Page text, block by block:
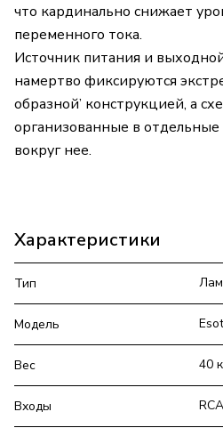
что кардинально снижает
переменного тока.
Источник питания и
намертво фиксируются
образной’ конструкцией, а
организованные в отдельные
вокруг нее.
Характеристики
Тип
Модель
Вес 40
Входы